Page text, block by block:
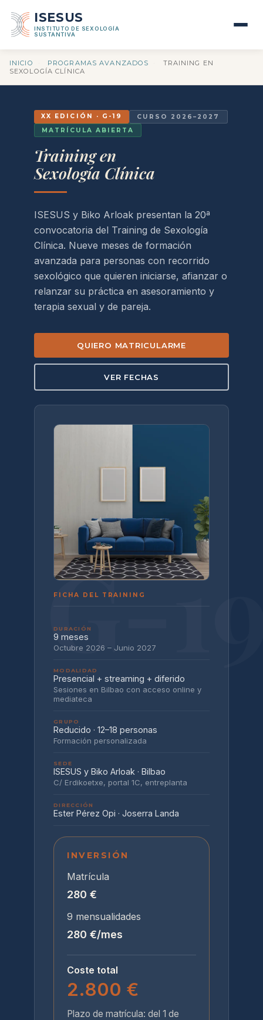
ISESUS
INSTITUTO DE SEXOLOGÍA
SUSTANTIVA
INICIO PROGRAMAS AVANZADOS
TRAINING EN
SEXOLOGÍA CLÍNICA
XX EDICIÓN · G-19
CURSO 2026–2027
MATRÍCULA ABIERTA
Training en
Sexología Clínica
ISESUS y Biko Arloak presentan la 20ª
convocatoria del Training de Sexología
Clínica. Nueve meses de formación
avanzada para personas con recorrido
sexológico que quieren iniciarse, afianzar o
relanzar su práctica en asesoramiento y
terapia sexual y de pareja.
QUIERO MATRICULARME
VER FECHAS
FICHA DEL TRAINING
DURACIÓN
9 meses
Octubre 2026 – Junio 2027
MODALIDAD
Presencial + streaming + diferido
Sesiones en Bilbao con acceso online y
mediateca
GRUPO
Reducido · 12–18 personas
Formación personalizada
SEDE
ISESUS y Biko Arloak · Bilbao
C/ Erdikoetxe, portal 1C, entreplanta
DIRECCIÓN
Ester Pérez Opi · Joserra Landa
INVERSIÓN
Matrícula
280 €
9 mensualidades
280 €/mes
Coste total
2.800 €
Plazo de matrícula: del 1 de